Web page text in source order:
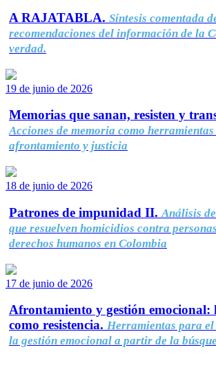
A RAJATABLA. Síntesis comentada
recomendaciones del información de la
verdad.
19 de junio de 2026
Memorias que sanan, resisten y
Acciones de memoria como herramientas
afrontamiento y justicia
18 de junio de 2026
Patrones de impunidad II. Análisis
que resuelven homicidios contra
derechos humanos en Colombia
17 de junio de 2026
Afrontamiento y gestión emocional:
como resistencia. Herramientas para
la gestión emocional a partir de la